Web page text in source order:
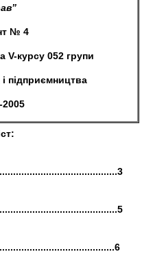
№ 4
V-курсу 052 групи
підприємництва